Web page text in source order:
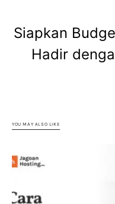
Siapkan
Hadir
YOU MAY ALSO LIKE